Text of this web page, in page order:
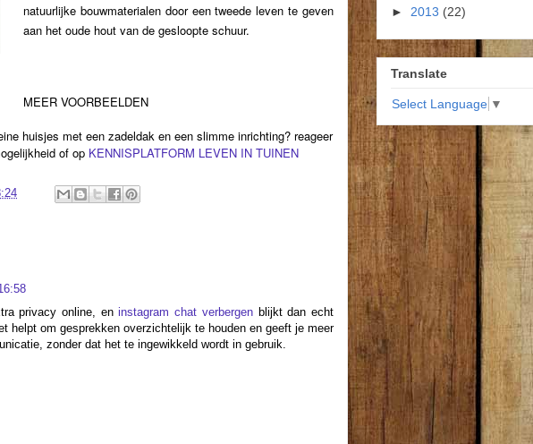
natuurlijke bouwmaterialen door een tweede leven te geven
aan het oude hout van de gesloopte schuur.
MEER VOORBEELDEN
huisjes met een zadeldak en een slimme inrichting? reageer
of op KENNISPLATFORM LEVEN IN TUINEN
privacy online, eninstagram chat verbergenblijkt dan echt
helpt om gesprekken overzichtelijk te houden en geeft je meer
zonder dat het te ingewikkeld wordt in gebruik.
► 2013 (22)
Translate
Select Language ▼